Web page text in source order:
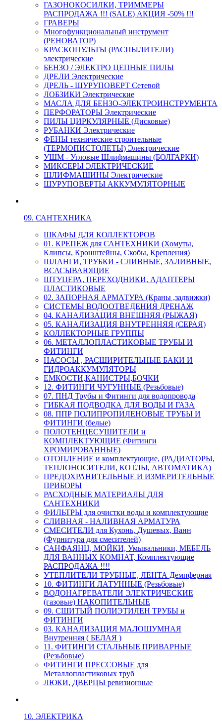
ГАЗОНОКОСИЛКИ, ТРИММЕРЫ
РАСПРОДАЖА !!! (SALE) АКЦИЯ -50% !!!
ГРАВЕРЫ
Многофункциональный инструмент
(РЕНОВАТОР)
КРАСКОПУЛЬТЫ (РАСПЫЛИТЕЛИ)
электрические
БЕНЗО / ЭЛЕКТРО ЦЕПНЫЕ ПИЛЫ
ДРЕЛИ Электрические
ДРЕЛЬ - ШУРУПОВЕРТ Сетевой
ЛОБЗИКИ Электрические
МАСЛА ДЛЯ БЕНЗО-ЭЛЕКТРОИНСТРУМЕНТА
ПЕРФОРАТОРЫ Электрические
ПИЛЫ ЦИРКУЛЯРНЫЕ (Дисковые)
РУБАНКИ Электрические
ФЕНЫ технические строительные
(ТЕРМОПИСТОЛЕТЫ) Электрические
УШМ - Угловые Шлифмашины (БОЛГАРКИ)
МИКСЕРЫ ЭЛЕКТРИЧЕСКИЕ
ШЛИФМАШИНЫ Электрические
ШУРУПОВЕРТЫ АККУМУЛЯТОРНЫЕ
09. САНТЕХНИКА
ШКАФЫ ДЛЯ КОЛЛЕКТОРОВ
01. КРЕПЕЖ для САНТЕХНИКИ (Хомуты,
Клипсы, Кронштейны, Скобы, Крепления)
ШЛАНГИ, ТРУБКИ - СЛИВНЫЕ, ЗАЛИВНЫЕ,
ВСАСЫВАЮЩИЕ
ШТУЦЕРА, ПЕРЕХОДНИКИ, АДАПТЕРЫ
ПЛАСТИКОВЫЕ
02. ЗАПОРНАЯ АРМАТУРА (Краны ,задвижки)
СИСТЕМЫ ВОДООТВЕДЕНИЯ ДРЕНАЖ
04. КАНАЛИЗАЦИЯ ВНЕШНЯЯ (РЫЖАЯ)
05. КАНАЛИЗАЦИЯ ВНУТРЕННЯЯ (СЕРАЯ)
КОЛЛЕКТОРНЫЕ ГРУППЫ
06. МЕТАЛЛОПЛАСТИКОВЫЕ ТРУБЫ И
ФИТИНГИ
НАСОСЫ , РАСШИРИТЕЛЬНЫЕ БАКИ И
ГИДРОАККУМУЛЯТОРЫ
ЕМКОСТИ,КАНИСТРЫ,БОЧКИ
12. ФИТИНГИ ЧУГУННЫЕ (Резьбовые)
07. ПНД Трубы и Фитинги для водопровода
ГИБКАЯ ПОДВОДКА ДЛЯ ВОДЫ И ГАЗА
08. ППР ПОЛИПРОПИЛЕНОВЫЕ ТРУБЫ И
ФИТИНГИ (белые)
ПОЛОТЕНЦЕСУШИТЕЛИ и
КОМПЛЕКТУЮЩИЕ (Фитинги
ХРОМИРОВАННЫЕ)
ОТОПЛЕНИЕ и комплектующие, (РАДИАТОРЫ,
ТЕПЛОНОСИТЕЛИ, КОТЛЫ, АВТОМАТИКА)
ПРЕДОХРАНИТЕЛЬНЫЕ И ИЗМЕРИТЕЛЬНЫЕ
ПРИБОРЫ
РАСХОДНЫЕ МАТЕРИАЛЫ ДЛЯ
САНТЕХНИКИ
ФИЛЬТРЫ для очистки воды и комплектующие
СЛИВНАЯ - НАЛИВНАЯ АРМАТУРА
СМЕСИТЕЛИ для Кухонь, Душевых, Ванн
(Фурнитура для смесителей)
САНФАЯНЦ, МОЙКИ, Умывальники, МЕБЕЛЬ
ДЛЯ ВАННЫХ КОМНАТ, Комплектующие
РАСПРОДАЖА !!!!
УТЕПЛИТЕЛИ ТРУБНЫЕ, ЛЕНТА Демпферная
10. ФИТИНГИ ЛАТУННЫЕ (Резьбовые)
ВОДОНАГРЕВАТЕЛИ ЭЛЕКТРИЧЕСКИЕ
(газовые) НАКОПИТЕЛЬНЫЕ
09. СШИТЫЙ ПОЛИЭТИЛЕН ТРУБЫ и
ФИТИНГИ
03. КАНАЛИЗАЦИЯ МАЛОШУМНАЯ
Внутренняя ( БЕЛАЯ )
11. ФИТИНГИ СТАЛЬНЫЕ ПРИВАРНЫЕ
(Резьбовые)
ФИТИНГИ ПРЕССОВЫЕ для
Металлопластиковых труб
ЛЮКИ, ДВЕРЦЫ ревизионные
10. ЭЛЕКТРИКА